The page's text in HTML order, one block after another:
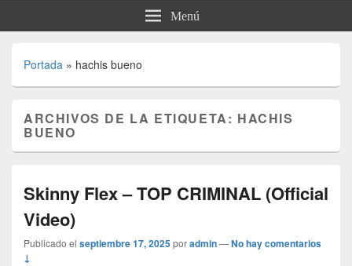
Menú
Portada » hachis bueno
ARCHIVOS DE LA ETIQUETA: HACHIS
BUENO
Skinny Flex – TOP CRIMINAL (Official
Video)
Publicado el septiembre 17, 2025poradmin—No hay comentarios
↓